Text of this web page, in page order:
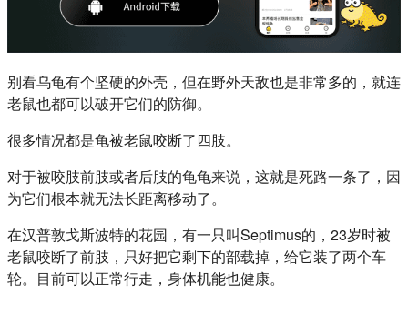
别看乌龟有个坚硬的外壳，但在野外天敌也是非常多的，就连
老鼠也都可以破开它们的防御。
很多情况都是龟被老鼠咬断了四肢。
对于被咬肢前肢或者后肢的龟龟来说，这就是死路一条了，因
为它们根本就无法长距离移动了。
在汉普敦戈斯波特的花园，有一只叫Septimus的，23岁时被
老鼠咬断了前肢，只好把它剩下的部载掉，给它装了两个车
轮。目前可以正常行走，身体机能也健康。